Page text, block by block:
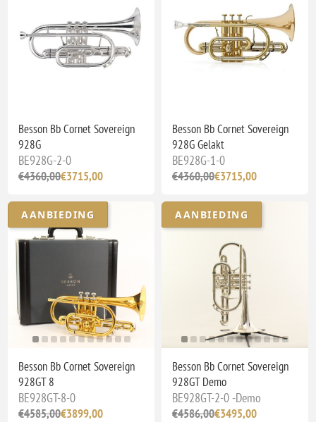
Besson Bb Cornet Sovereign
928G
BE928G-2-0
€4360,00€3715,00
Besson Bb Cornet Sovereign
928G Gelakt
BE928G-1-0
€4360,00€3715,00
AANBIEDING
Besson Bb Cornet Sovereign
928GT 8
BE928GT-8-0
€4585,00€3899,00
AANBIEDING
Besson Bb Cornet Sovereign
928GT Demo
BE928GT-2-0 -Demo
€4586,00€3495,00